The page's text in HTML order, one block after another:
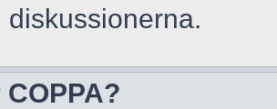
diskussionerna.
COPPA?